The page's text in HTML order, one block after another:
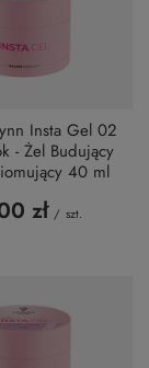
Insta Gel 02
- Żel Budujący
40 ml
zł / szt.